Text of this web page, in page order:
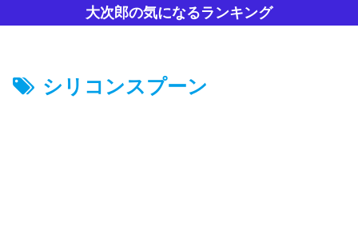
大次郎の気になるランキング
シリコンスプーン